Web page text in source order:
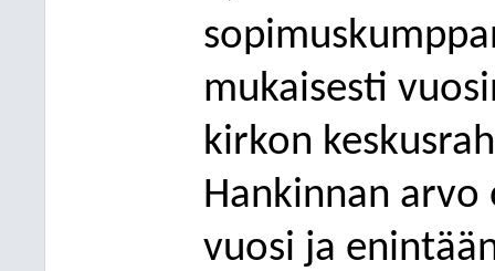
mukaisesti
kirkon
Hankinnan
vuosi ja